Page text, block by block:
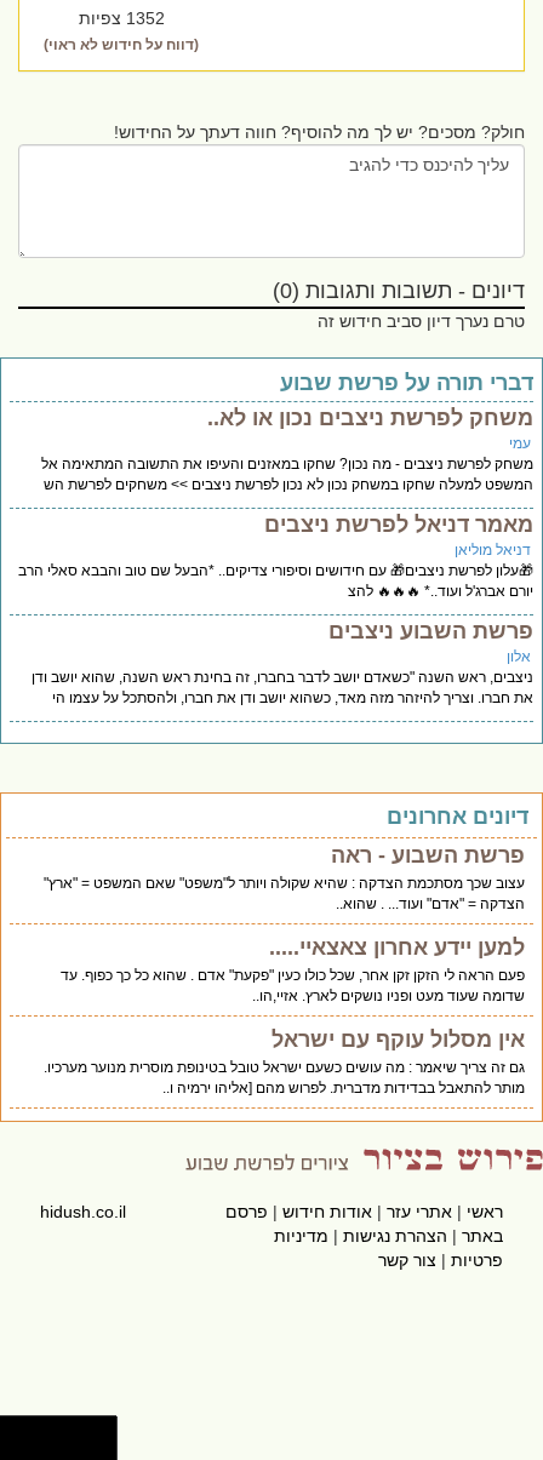
1352 צפיות
(דווח על חידוש לא ראוי)
חולק? מסכים? יש לך מה להוסיף? חווה דעתך על החידוש!
דיונים - תשובות ותגובות (0)
טרם נערך דיון סביב חידוש זה
תורה על פרשת שבוע
לפרשת ניצבים נכון או לא..
לפרשת ניצבים - מה נכון? שחקו במאזנים והעיפו את התשובה המתאימה אל
למעלה שחקו במשחק נכון לא נכון לפרשת ניצבים >> משחקים לפרשת הש
דניאל לפרשת ניצבים
מוליאן
לפרשת ניצבים🎁 עם חידושים וסיפורי צדיקים.. *הבעל שם טוב והבבא סאלי הרב
אברג'ל ועוד..* 🔥🔥🔥 להצ
השבוע ניצבים
ראש השנה "כשאדם יושב לדבר בחברו, זה בחינת ראש השנה, שהוא יושב ודן
חברו. וצריך להיזהר מזה מאד, כשהוא יושב ודן את חברו, ולהסתכל על עצמו הי
אחרונים
פרשת השבוע - ראה
עצוב שכך מסתכמת הצדקה : שהיא שקולה ויותר ל"משפט" שאם המשפט = "ארץ"
הצדקה = "אדם" ועוד... . שהוא..
למען יידע אחרון צאצאיי.....
פעם הראה לי הזקן זקן אחר, שכל כולו כעין "פקעת" אדם . שהוא כל כך כפוף. עד
שדומה שעוד מעט ופניו נושקים לארץ. אזיי,הו..
אין מסלול עוקף עם ישראל
גם זה צריך שיאמר : מה עושים כשעם ישראל טובל בטינופת מוסרית מנוער מערכיו.
מותר להתאבל בבדידות מדברית. לפרוש מהם [אליהו ירמיה ו..
ראשי|אתרי עזר|אודות חידוש|פרסם
באתר|הצהרת נגישות|מדיניות
פרטיות|צור קשר
hidush.co.il